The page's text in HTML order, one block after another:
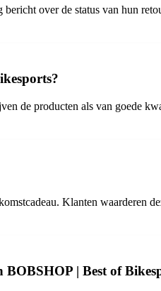
over de status van hun
de producten als van goede
Klanten waarderen
| Best of